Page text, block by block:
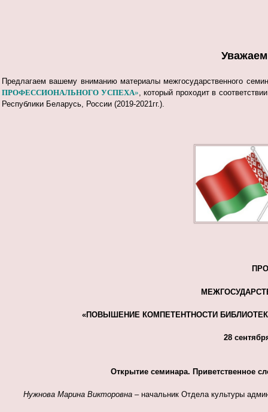
Предлагаем вашему вниманию материалы межгосударственного
ПРОФЕССИОНАЛЬНОГО УСПЕХА», который проходит в
Республики Беларусь, России (2019-2021гг.).
«ПОВЫШЕНИЕ КОМПЕТЕНТНОСТИ
28
Открытие семинара. Приветственное
Нужнова Марина Викторовна – начальник Отдела культуры